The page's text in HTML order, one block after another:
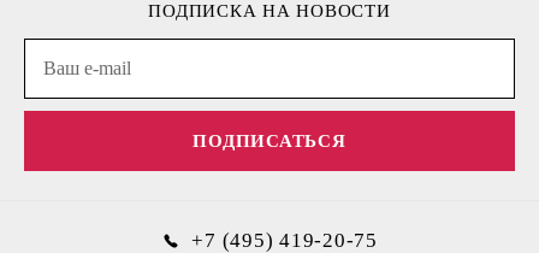
ПОДПИСКА НА НОВОСТИ
ПОДПИСАТЬСЯ
+7 (495) 419-20-75